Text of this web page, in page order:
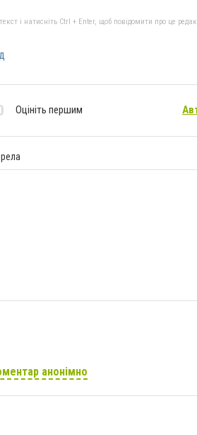
і натисніть Ctrl + Enter, щоб повідомити про це
Оцініть першим
анонімно